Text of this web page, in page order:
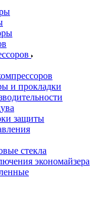
и прокладки
защиты
стекла
экономайзера